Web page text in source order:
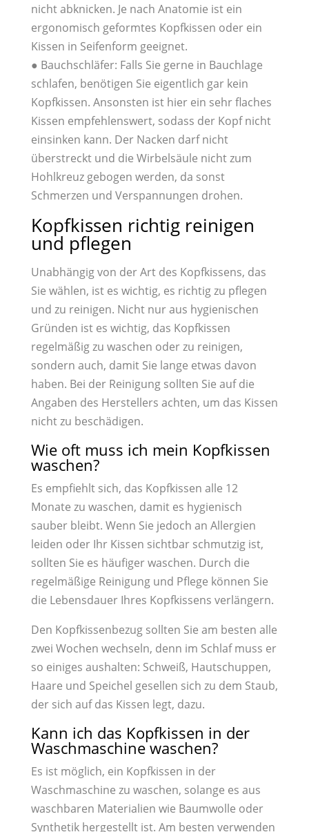
nicht abknicken. Je nach Anatomie ist ein
ergonomisch geformtes Kopfkissen oder ein
Kissen in Seifenform geeignet.
● Bauchschläfer: Falls Sie gerne in Bauchlage
schlafen, benötigen Sie eigentlich gar kein
Kopfkissen. Ansonsten ist hier ein sehr flaches
Kissen empfehlenswert, sodass der Kopf nicht
einsinken kann. Der Nacken darf nicht
überstreckt und die Wirbelsäule nicht zum
Hohlkreuz gebogen werden, da sonst
Schmerzen und Verspannungen drohen.
Kopfkissen richtig reinigen
und pflegen
Unabhängig von der Art des Kopfkissens, das
Sie wählen, ist es wichtig, es richtig zu pflegen
und zu reinigen. Nicht nur aus hygienischen
Gründen ist es wichtig, das Kopfkissen
regelmäßig zu waschen oder zu reinigen,
sondern auch, damit Sie lange etwas davon
haben. Bei der Reinigung sollten Sie auf die
Angaben des Herstellers achten, um das Kissen
nicht zu beschädigen.
Wie oft muss ich mein Kopfkissen
waschen?
Es empfiehlt sich, das Kopfkissen alle 12
Monate zu waschen, damit es hygienisch
sauber bleibt. Wenn Sie jedoch an Allergien
leiden oder Ihr Kissen sichtbar schmutzig ist,
sollten Sie es häufiger waschen. Durch die
regelmäßige Reinigung und Pflege können Sie
die Lebensdauer Ihres Kopfkissens verlängern.
Den Kopfkissenbezug sollten Sie am besten alle
zwei Wochen wechseln, denn im Schlaf muss er
so einiges aushalten: Schweiß, Hautschuppen,
Haare und Speichel gesellen sich zu dem Staub,
der sich auf das Kissen legt, dazu.
Kann ich das Kopfkissen in der
Waschmaschine waschen?
Es ist möglich, ein Kopfkissen in der
Waschmaschine zu waschen, solange es aus
waschbaren Materialien wie Baumwolle oder
Synthetik hergestellt ist. Am besten verwenden